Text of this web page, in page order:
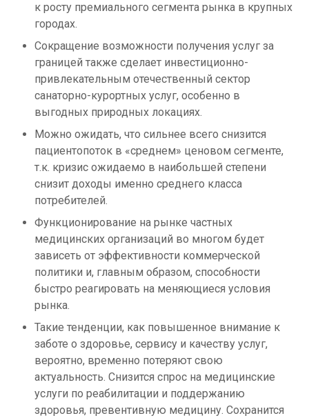
к росту премиального сегмента рынка в крупных
городах.
Сокращение возможности получения услуг за
границей также сделает инвестиционно-
привлекательным отечественный сектор
санаторно-курортных услуг, особенно в
выгодных природных локациях.
Можно ожидать, что сильнее всего снизится
пациентопоток в «среднем» ценовом сегменте,
т.к. кризис ожидаемо в наибольшей степени
снизит доходы именно среднего класса
потребителей.
Функционирование на рынке частных
медицинских организаций во многом будет
зависеть от эффективности коммерческой
политики и, главным образом, способности
быстро реагировать на меняющиеся условия
рынка.
Такие тенденции, как повышенное внимание к
заботе о здоровье, сервису и качеству услуг,
вероятно, временно потеряют свою
актуальность. Снизится спрос на медицинские
услуги по реабилитации и поддержанию
здоровья, превентивную медицину. Сохранится